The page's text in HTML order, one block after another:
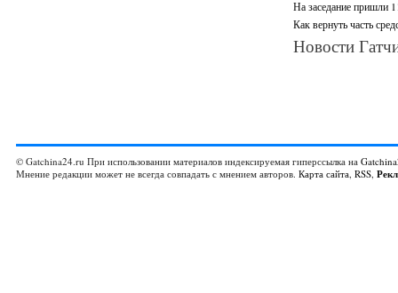
На заседание пришли
Как вернуть часть
Новости
© Gatchina24.ru При использовании материалов индексируемая гиперссылка на
Мнение редакции может не всегда совпадать с мнением авторов. Карта сайта, RSS,